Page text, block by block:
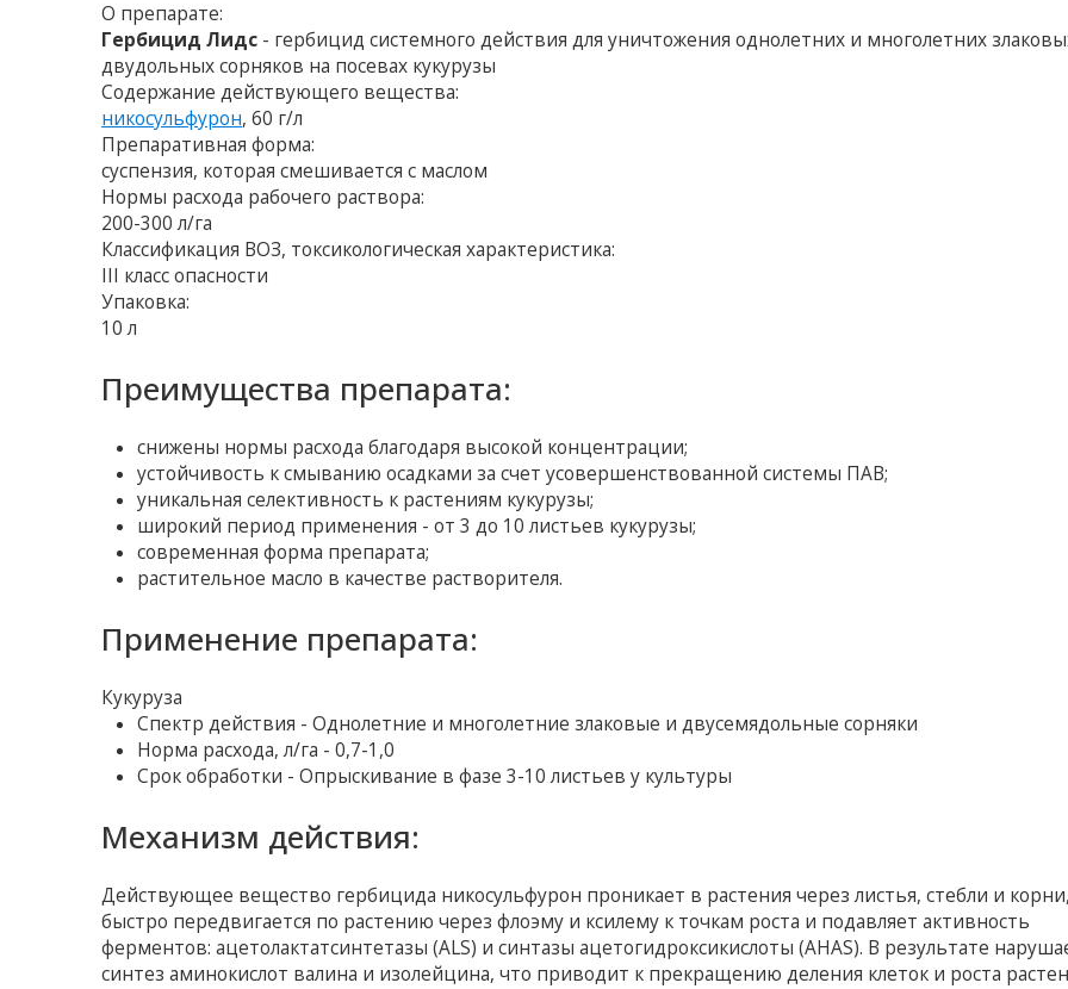
О препарате:
Гербицид Лидс - гербицид системного действия для уничтожения однолетних и многолетних
двудольных сорняков на посевах кукурузы
Содержание действующего вещества:
никосульфурон, 60 г/л
Препаративная форма:
суспензия, которая смешивается с маслом
Нормы расхода рабочего раствора:
200-300 л/га
Классификация ВОЗ, токсикологическая характеристика:
III класс опасности
Упаковка:
10 л
Преимущества препарата:
снижены нормы расхода благодаря высокой концентрации;
устойчивость к смыванию осадками за счет усовершенствованной системы ПАВ;
уникальная селективность к растениям кукурузы;
широкий период применения - от 3 до 10 листьев кукурузы;
современная форма препарата;
растительное масло в качестве растворителя.
Применение препарата:
Кукуруза
Спектр действия - Однолетние и многолетние злаковые и двусемядольные сорняки
Норма расхода, л/га - 0,7-1,0
Срок обработки - Опрыскивание в фазе 3-10 листьев у культуры
Механизм действия:
Действующее вещество гербицида никосульфурон проникает в растения через листья, стебли и корни,
быстро передвигается по растению через флоэму и ксилему к точкам роста и подавляет активность
ферментов: ацетолактатсинтетазы (АLS) и синтазы ацетогидроксикислоты (AHAS). В результате
синтез аминокислот валина и изолейцина, что приводит к прекращению деления клеток и роста